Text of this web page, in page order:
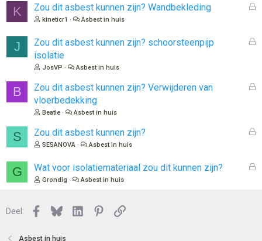
K
G
l
Zou dit asbest kunnen zijn? Wandbekleding
kineticr1 Asbest in huis
J
G
o
Zou dit asbest kunnen zijn? schoorsteenpijp
isolatie
JosVP Asbest in huis
B
G
o
Zou dit asbest kunnen zijn? Verwijderen van
vloerbedekking
Beatle Asbest in huis
S
G
l
Zou dit asbest kunnen zijn?
SESANOVA Asbest in huis
G
G
Wat voor isolatiemateriaal zou dit kunnen zijn?
Grondig Asbest in huis
Deel: Facebook
BlueskyLinkedInPinterest
Link
Asbest in huis